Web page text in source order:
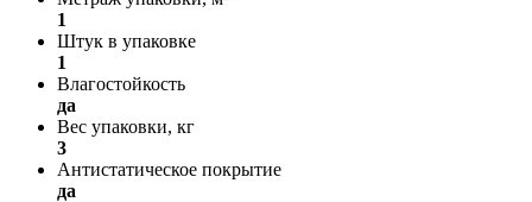
1
Штук в упаковке
1
Влагостойкость
да
Вес упаковки, кг
3
Антистатическое покрытие
да